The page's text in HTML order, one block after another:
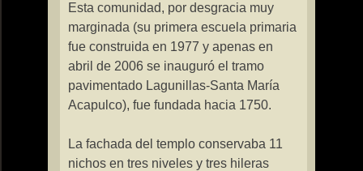
Esta comunidad, por desgracia muy
marginada (su primera escuela primaria
fue construida en 1977 y apenas en
abril de 2006 se inauguró el tramo
pavimentado Lagunillas-Santa María
Acapulco), fue fundada hacia 1750.
La fachada del templo conservaba 11
nichos en tres niveles y tres hileras